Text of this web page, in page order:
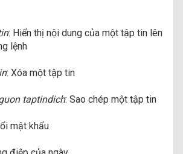
: Hiển thị nội dung của một tập tin lên
lệnh
: Xóa một tập tin
taptindich: Sao chép một tập tin
mật khẩu